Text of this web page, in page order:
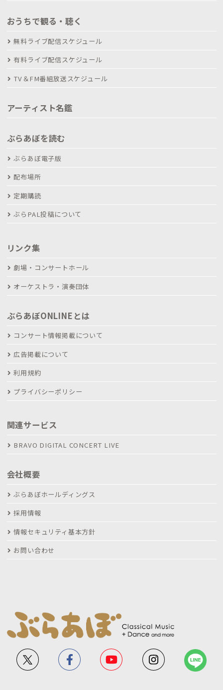
おうちで観る・聴く
無料ライブ配信スケジュール
有料ライブ配信スケジュール
TV＆FM番組放送スケジュール
アーティスト名鑑
ぶらあぼを読む
ぶらあぼ電子版
配布場所
定期購読
ぶらPAL投稿について
リンク集
劇場・コンサートホール
オーケストラ・演奏団体
ぶらあぼONLINEとは
コンサート情報掲載について
広告掲載について
利用規約
プライバシーポリシー
関連サービス
BRAVO DIGITAL CONCERT LIVE
会社概要
ぶらあぼホールディングス
採用情報
情報セキュリティ基本方針
お問い合わせ